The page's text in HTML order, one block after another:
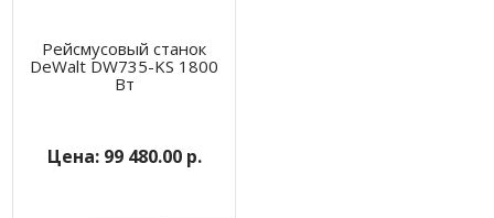
Рейсмусовый станок
DeWalt DW735-KS 1800
Вт
99 480.00 р.